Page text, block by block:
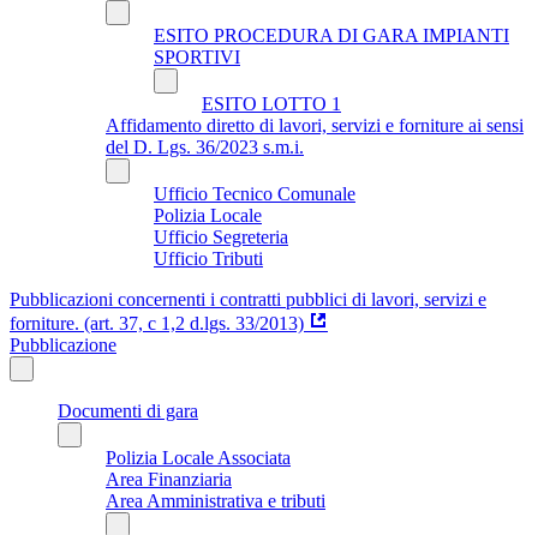
ESITO PROCEDURA DI GARA IMPIANTI
SPORTIVI
ESITO LOTTO 1
Affidamento diretto di lavori, servizi e forniture ai sensi
del D. Lgs. 36/2023 s.m.i.
Ufficio Tecnico Comunale
Polizia Locale
Ufficio Segreteria
Ufficio Tributi
Pubblicazioni concernenti i contratti pubblici di lavori, servizi e
forniture. (art. 37, c 1,2 d.lgs. 33/2013)
Pubblicazione
Documenti di gara
Polizia Locale Associata
Area Finanziaria
Area Amministrativa e tributi